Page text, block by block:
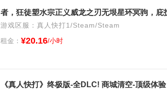
游戏区服：真人快打1/Steam/Steam
租金： ¥20.16/小时